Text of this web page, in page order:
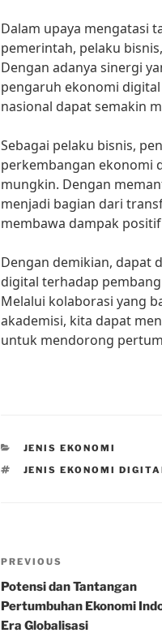
Dalam upaya mengatasi
pemerintah, pelaku
Dengan adanya sinergi
pengaruh ekonomi
nasional dapat semakin
Sebagai pelaku bisnis,
perkembangan ekonomi
mungkin. Dengan
menjadi bagian dari
membawa dampak
Dengan demikian, dapat
digital terhadap
Melalui kolaborasi yang
akademisi, kita dapat
untuk mendorong
CATEGORIES
JENIS EKONOMI
TAGS
JENIS EKONOMI
Post
navigation
Previous
Post
PREVIOUS
Potensi dan Tantangan
Pertumbuhan Ekonomi
Era Globalisasi